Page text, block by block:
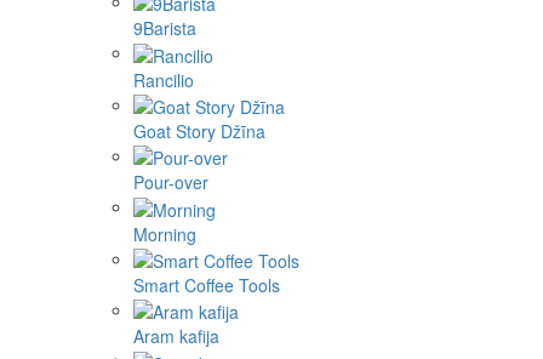
9Barista
Rancilio
Goat Story Džīna
Pour-over
Morning
Smart Coffee Tools
Aram kafija